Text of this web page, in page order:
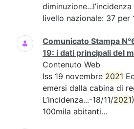
livello nazionale: 37 per
Comunicato Stampa
19: i dati principali del
Contenuto Web
Iss 19 novembre 2021
emersi dalla cabina di
L’incidenza...-18/11/2021
100mila abitanti...